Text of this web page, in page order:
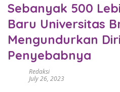
Sebanyak 500
Baru Universitas
Mengundurkan
Penyebabnya
Redaksi
July 26, 2023